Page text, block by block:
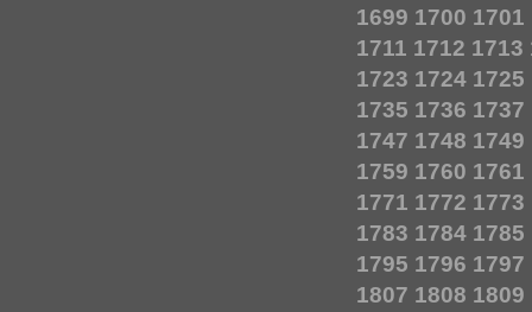
1699 1700 1701
1711 1712 1713
1723 1724 1725
1735 1736 1737
1747 1748 1749
1759 1760 1761
1771 1772 1773
1783 1784 1785
1795 1796 1797
1807 1808 1809